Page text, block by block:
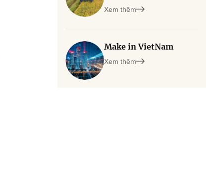
Xem thêm
Make in VietNam
Xem thêm